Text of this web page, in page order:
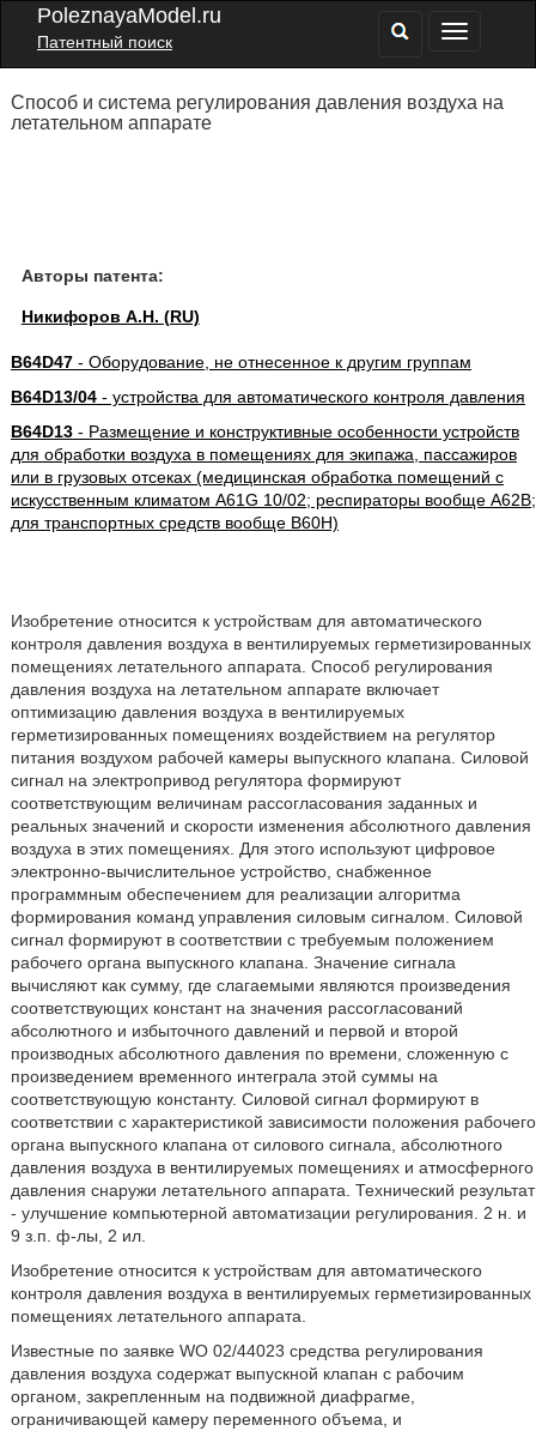
PoleznayaModel.ru
Патентный поиск
Способ и система регулирования давления воздуха на
летательном аппарате
Авторы патента:
Никифоров А.Н. (RU)
B64D47- Оборудование, не отнесенное к другим группам
B64D13/04- устройства для автоматического контроля давления
B64D13- Размещение и конструктивные особенности устройств
для обработки воздуха в помещениях для экипажа, пассажиров
или в грузовых отсеках (медицинская обработка помещений с
искусственным климатом A61G 10/02; респираторы вообще A62B;
для транспортных средств вообще B60H)
Изобретение относится к устройствам для автоматического
контроля давления воздуха в вентилируемых герметизированных
помещениях летательного аппарата. Способ регулирования
давления воздуха на летательном аппарате включает
оптимизацию давления воздуха в вентилируемых
герметизированных помещениях воздействием на регулятор
питания воздухом рабочей камеры выпускного клапана. Силовой
сигнал на электропривод регулятора формируют
соответствующим величинам рассогласования заданных и
реальных значений и скорости изменения абсолютного давления
воздуха в этих помещениях. Для этого используют цифровое
электронно-вычислительное устройство, снабженное
программным обеспечением для реализации алгоритма
формирования команд управления силовым сигналом. Силовой
сигнал формируют в соответствии с требуемым положением
рабочего органа выпускного клапана. Значение сигнала
вычисляют как сумму, где слагаемыми являются произведения
соответствующих констант на значения рассогласований
абсолютного и избыточного давлений и первой и второй
производных абсолютного давления по времени, сложенную с
произведением временного интеграла этой суммы на
соответствующую константу. Силовой сигнал формируют в
соответствии с характеристикой зависимости положения рабочего
органа выпускного клапана от силового сигнала, абсолютного
давления воздуха в вентилируемых помещениях и атмосферного
давления снаружи летательного аппарата. Технический результат
- улучшение компьютерной автоматизации регулирования. 2 н. и
9 з.п. ф-лы, 2 ил.
Изобретение относится к устройствам для автоматического
контроля давления воздуха в вентилируемых герметизированных
помещениях летательного аппарата.
Известные по заявке WO 02/44023 средства регулирования
давления воздуха содержат выпускной клапан с рабочим
органом, закрепленным на подвижной диафрагме,
ограничивающей камеру переменного объема, и